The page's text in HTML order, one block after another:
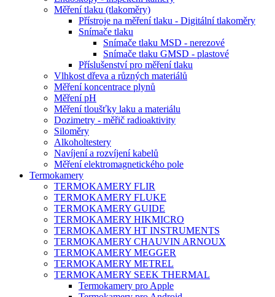
Měření tlaku (tlakoměry)
Přístroje na měření tlaku - Digitální tlakoměry
Snímače tlaku
Snímače tlaku MSD - nerezové
Snímače tlaku GMSD - plastové
Příslušenství pro měření tlaku
Vlhkost dřeva a různých materiálů
Měření koncentrace plynů
Měření pH
Měření tloušťky laku a materiálu
Dozimetry - měřič radioaktivity
Siloměry
Alkoholtestery
Navíjení a rozvíjení kabelů
Měření elektromagnetického pole
Termokamery
TERMOKAMERY FLIR
TERMOKAMERY FLUKE
TERMOKAMERY GUIDE
TERMOKAMERY HIKMICRO
TERMOKAMERY HT INSTRUMENTS
TERMOKAMERY CHAUVIN ARNOUX
TERMOKAMERY MEGGER
TERMOKAMERY METREL
TERMOKAMERY SEEK THERMAL
Termokamery pro Apple